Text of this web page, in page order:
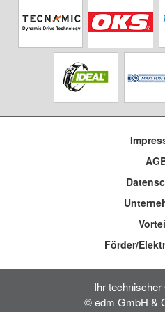
Förder/
Ihr
© edm GmbH &